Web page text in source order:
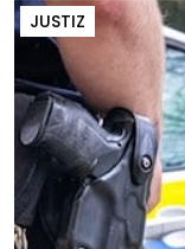
JUSTIZ